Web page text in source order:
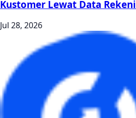
Kustomer Lewat Data
Jul 28, 2026